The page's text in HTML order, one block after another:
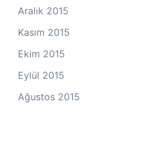
Aralık 2015
Kasım 2015
Ekim 2015
Eylül 2015
Ağustos 2015